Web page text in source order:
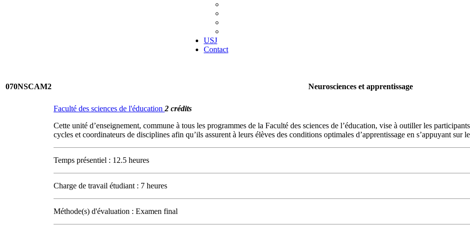
USJ
Contact
070NSCAM2 Neurosciences et apprentissage
Faculté des sciences de l'éducation 2 crédits
Cette unité d’enseignement, commune à tous les programmes de la Faculté des sciences de l’éducation, vise à outiller les
cycles et coordinateurs de disciplines afin qu’ils assurent à leurs élèves des conditions optimales d’apprentissage en s’appuyant sur
Temps présentiel : 12.5 heures
Charge de travail étudiant : 7 heures
Méthode(s) d'évaluation : Examen final